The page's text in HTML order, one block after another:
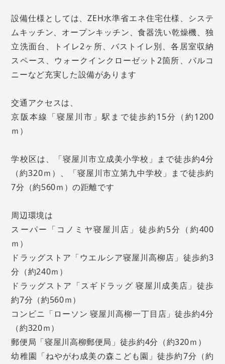
設備仕様としては、ZEH水準省エネ住宅仕様、システ
ムキッチン、オープンキッチン、食器洗い乾燥機、独
立洗面台、トイレ2ヶ所、バストイレ別、各居室収納
スペース、ウォークインクローゼット2箇所、バルコ
ニーなど充実した設備があります
交通アクセスは、
京阪本線「寝屋川市」駅まで徒歩約15分（約1200
ｍ）
学校区は、「寝屋川市立成美小学校」まで徒歩約4分
（約320ｍ）、「寝屋川市立第九中学校」まで徒歩約
7分（約560ｍ）の距離です
周辺環境は
スーパー「コノミヤ寝屋川店」徒歩約5分（約400
ｍ）
ドラッグストア「ウエルシア寝屋川高柳店」徒歩約3
分（約240ｍ）
ドラッグストア「スギドラッグ 寝屋川成美店」徒歩
約7分（約560ｍ）
コンビニ「ローソン 寝屋川高柳一丁目店」徒歩約4分
（約320ｍ）
郵便局「寝屋川高柳郵便局」徒歩約4分（約320ｍ）
幼稚園「ねやがわ成美の森こども園」徒歩約7分（約